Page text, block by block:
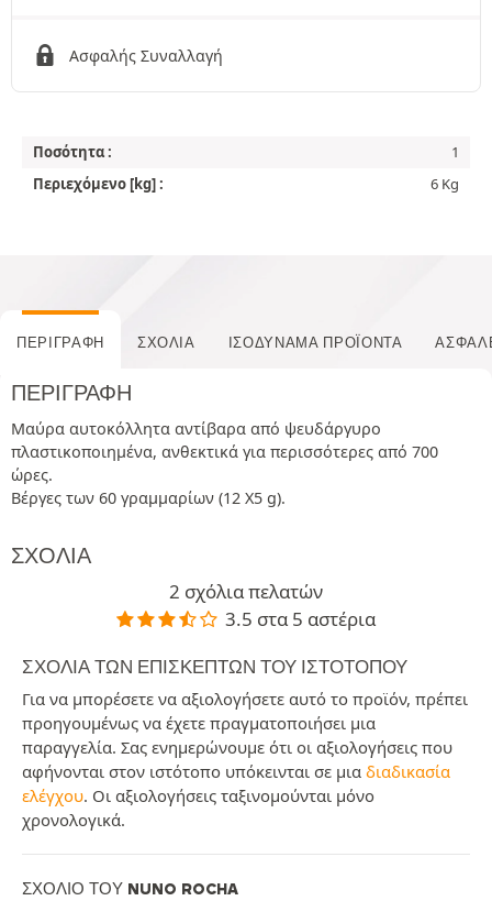
Ασφαλής Συναλλαγή
Ποσότητα :
1
Περιεχόμενο [kg] :
6 Kg
ΠΕΡΙΓΡΑΦΉ ΣΧΌΛΙΑ ΙΣΟΔΎΝΑΜΑ ΠΡΟΪΌΝΤΑ
ΠΕΡΙΓΡΑΦΉ
Μαύρα αυτοκόλλητα αντίβαρα από ψευδάργυρο
πλαστικοποιημένα, ανθεκτικά για περισσότερες από 700
ώρες.
Βέργες των 60 γραμμαρίων (12 X5 g).
ΣΧΌΛΙΑ
2 σχόλια πελατών
3.5 στα 5 αστέρια
ΣΧΌΛΙΑ ΤΩΝ ΕΠΙΣΚΕΠΤΏΝ ΤΟΥ ΙΣΤΟΤΌΠΟΥ
Για να μπορέσετε να αξιολογήσετε αυτό το προϊόν, πρέπει
προηγουμένως να έχετε πραγματοποιήσει μια
παραγγελία. Σας ενημερώνουμε ότι οι αξιολογήσεις που
αφήνονται στον ιστότοπο υπόκεινται σε μια διαδικασία
ελέγχου. Οι αξιολογήσεις ταξινομούνται μόνο
χρονολογικά.
ΣΧΌΛΙΟ ΤΟΥ NUNO ROCHA